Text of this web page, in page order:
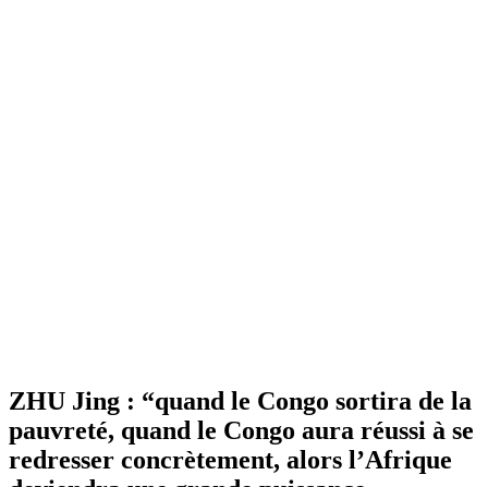
ZHU Jing : “quand le Congo sortira de la
pauvreté, quand le Congo aura réussi à se
redresser concrètement, alors l’Afrique